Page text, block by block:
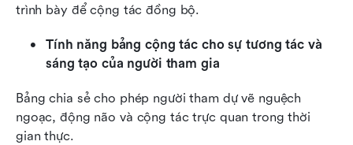
trình bày để cộng tác đồng bộ.
Tính năng bảng cộng tác cho sự tương tác và
sáng tạo của người tham gia
Bảng chia sẻ cho phép người tham dự vẽ nguệch
ngoạc, động não và cộng tác trực quan trong thời
gian thực.